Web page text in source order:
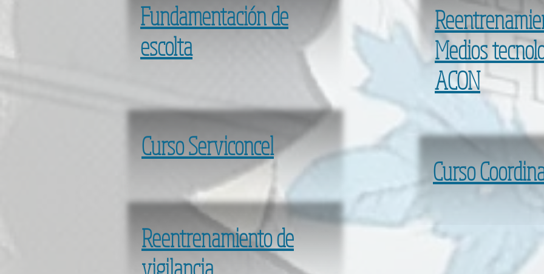
Fundamentación de
escolta
Curso Serviconcel
Reentrenamiento de
vigilancia
Medios
ACON
Curso